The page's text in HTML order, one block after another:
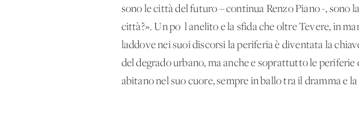
sono le città del futuro – continua Renzo Piano -, sono
città?». Un po' l'anelito e la sfida che oltre Tevere, in
laddove nei suoi discorsi la periferia è diventata la
del degrado urbano, ma anche e soprattutto le
abitano nel suo cuore, sempre in ballo tra il dramma e